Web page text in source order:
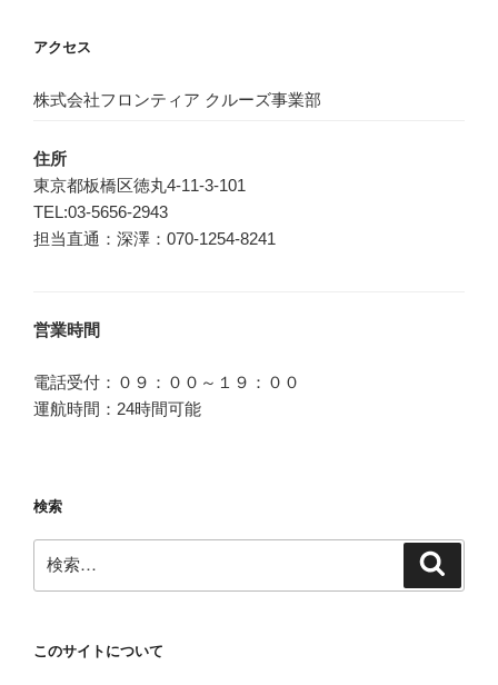
アクセス
株式会社フロンティア クルーズ事業部
住所
東京都板橋区徳丸4-11-3-101
TEL:03-5656-2943
担当直通：深澤：070-1254-8241
営業時間
電話受付：０９：００～１９：００
運航時間：24時間可能
検索
索:
このサイトについて